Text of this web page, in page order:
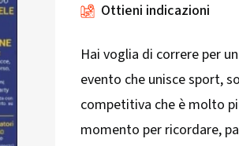
Ottieni indicazioni
Hai voglia di correre per
evento che unisce sport,
competitiva che è molto
momento per ricordare,